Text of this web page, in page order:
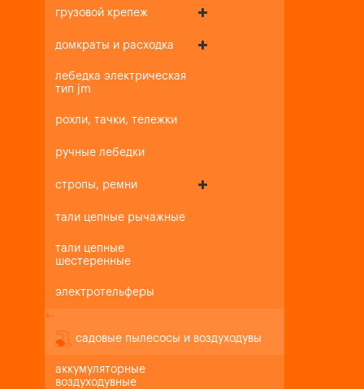
грузовой крепеж
домкраты и расходка
лебедка электрическая
тип jm
рохли, тачки, тележки
ручные лебедки
стропы, ремни
тали цепные рычажные
тали цепные
шестеренные
электротельферы
+-
садовые пылесосы и воздуходувы
аккумуляторные
воздуходувные